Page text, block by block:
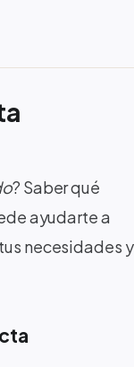
? Saber qué
ayudarte a
necesidades y